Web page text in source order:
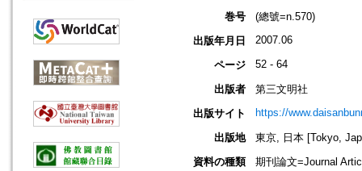
巻号
(總號=n.570)
出版年月日
2007.06
ページ 52 - 64
出版者
第三文明社
出版サイト
https://
出版地
東京, 日本 [Tokyo,
資料の種類
期刊論文=Journal